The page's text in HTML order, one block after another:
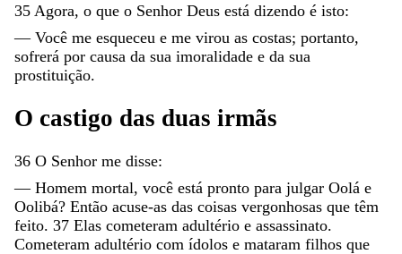
35 Agora, o que o Senhor Deus está dizendo é isto:
— Você me esqueceu e me virou as costas; portanto,
sofrerá por causa da sua imoralidade e da sua
prostituição.
O castigo das duas irmãs
36 O Senhor me disse:
— Homem mortal, você está pronto para julgar Oolá e
Oolibá? Então acuse-as das coisas vergonhosas que têm
feito. 37 Elas cometeram adultério e assassinato.
Cometeram adultério com ídolos e mataram filhos que